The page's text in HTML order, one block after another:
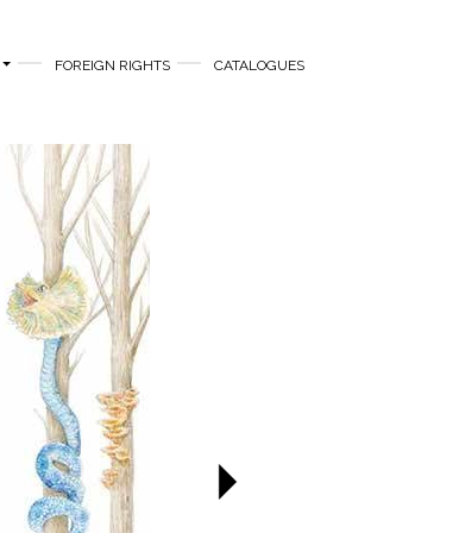
FOREIGN RIGHTS CATALOGUES